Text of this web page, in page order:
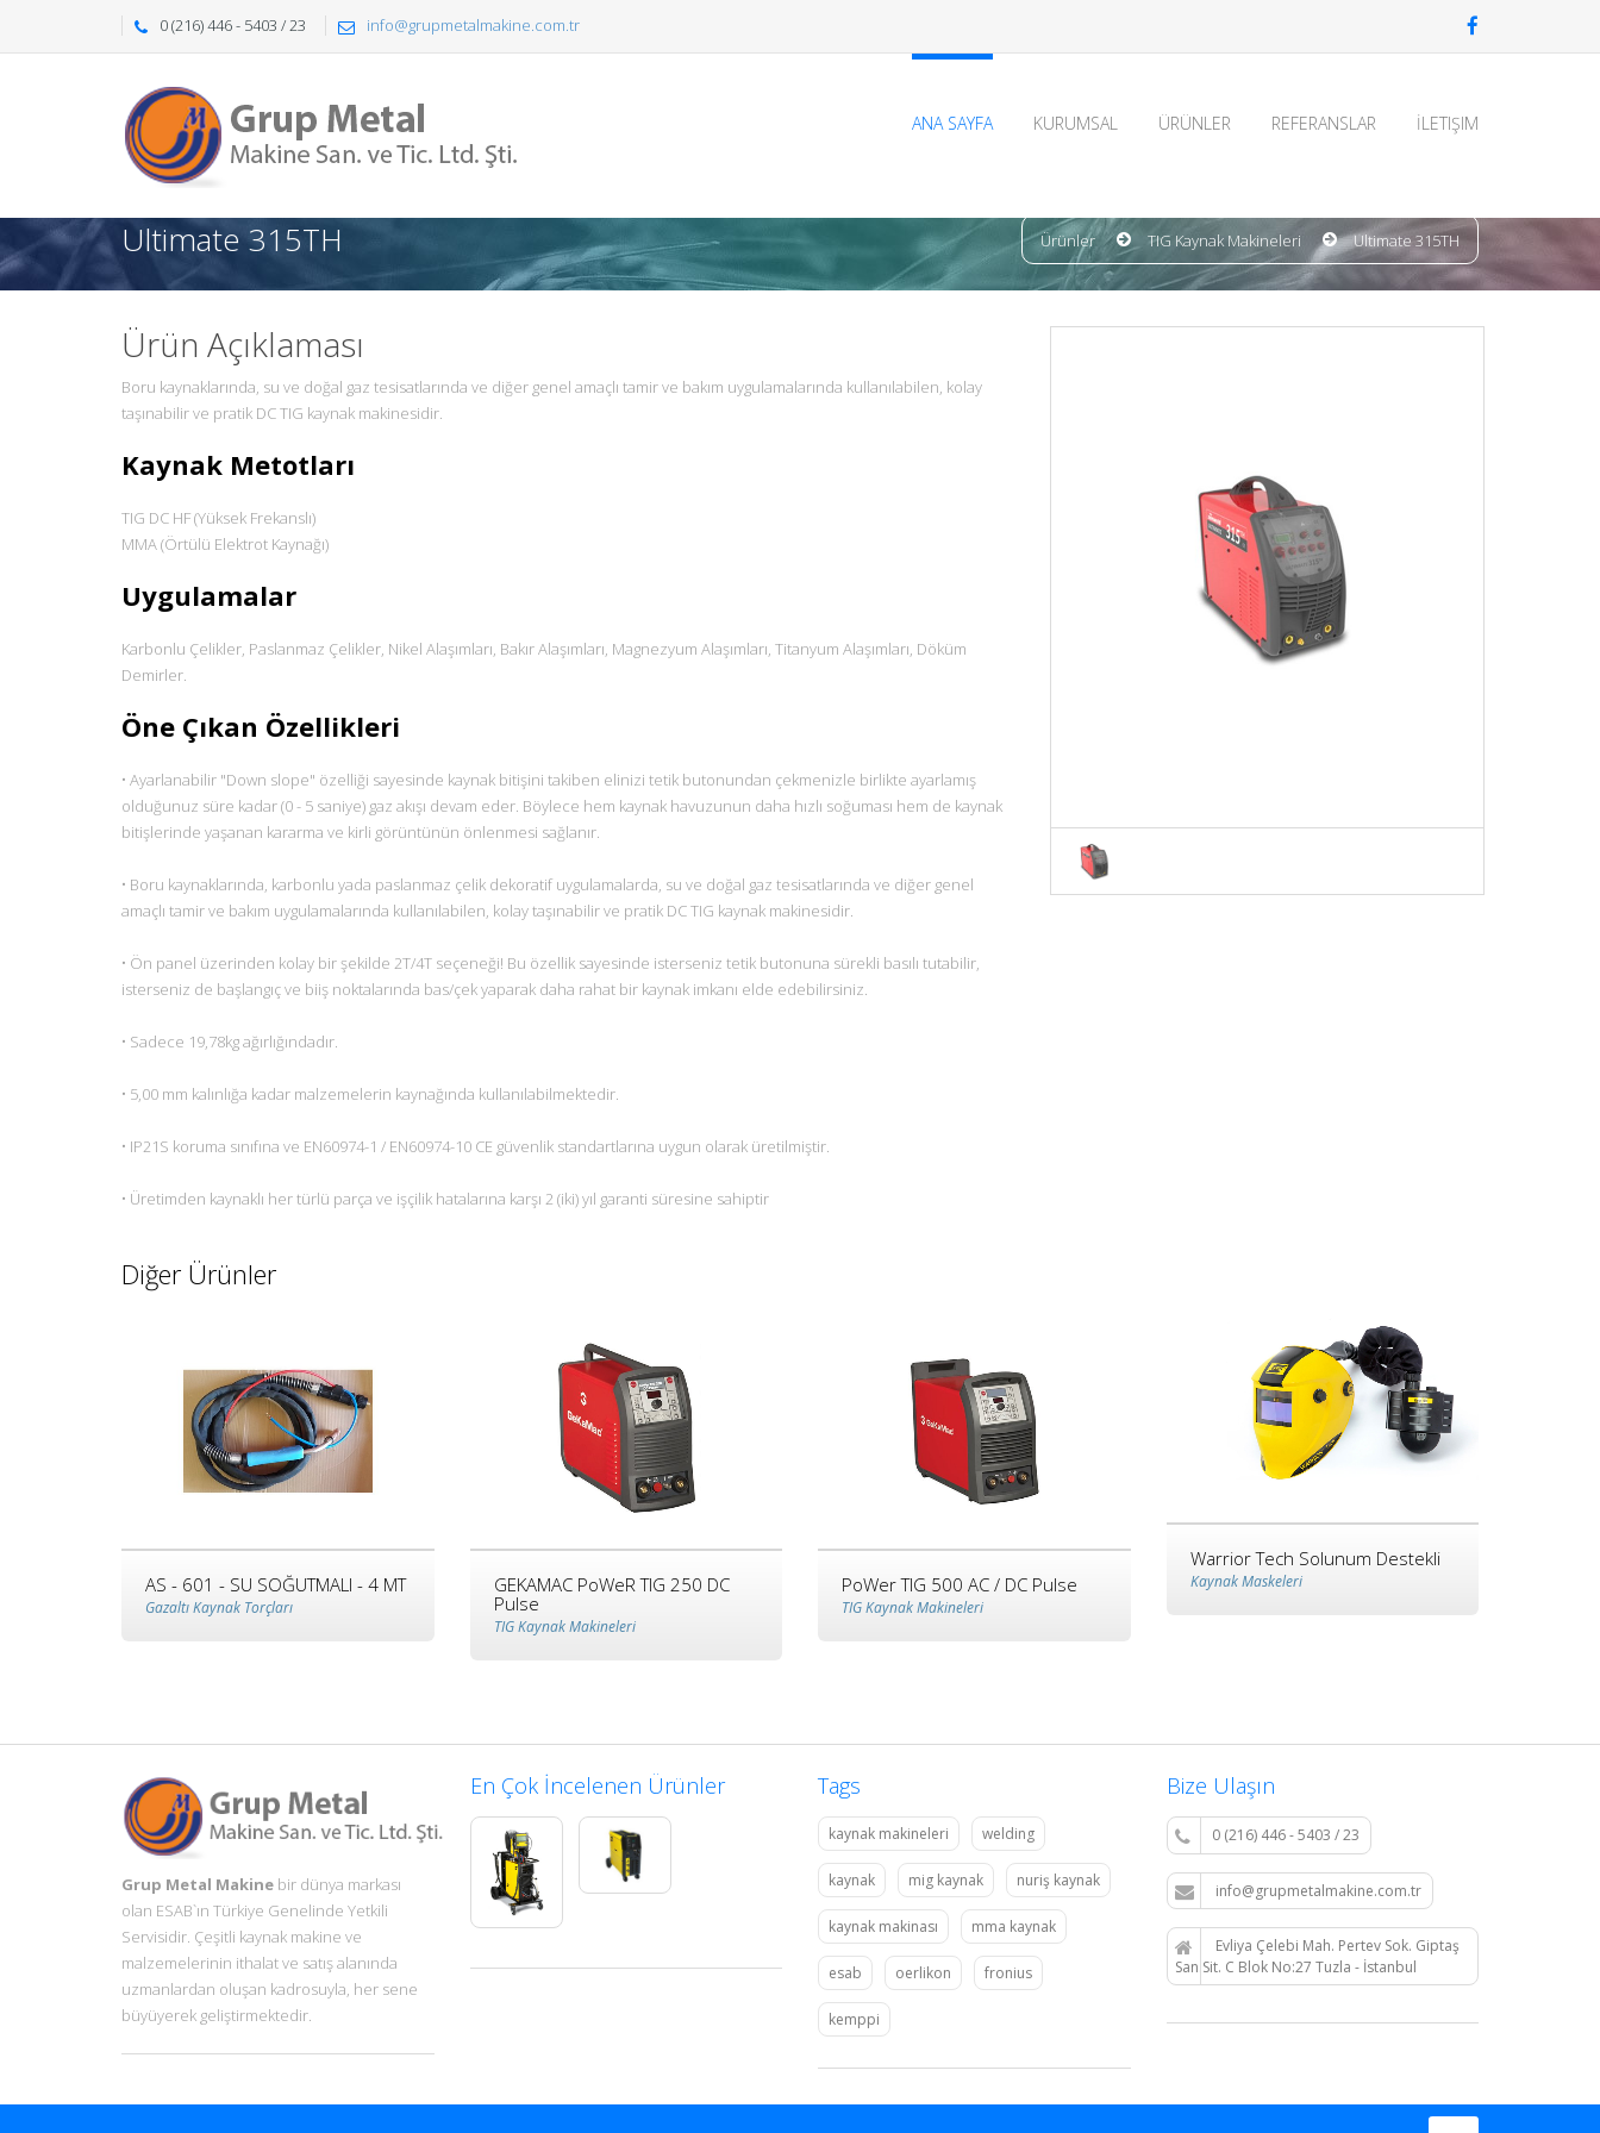
0 (216) 446 - 5403 / 23 info@grupmetalmakine.com.tr
ANA SAYFA KURUMSAL ÜRÜNLER REFERANSLAR İLETIŞIM
Ultimate 315TH Ürünler TIG Kaynak Makineleri Ultimate 315TH
Ürün Açıklaması
Boru kaynaklarında, su ve doğal gaz tesisatlarında ve diğer genel amaçlı tamir ve bakım uygulamalarında kullanılabilen, kolay
taşınabilir ve pratik DC TIG kaynak makinesidir.
Kaynak Metotları
TIG DC HF (Yüksek Frekanslı)
MMA (Örtülü Elektrot Kaynağı)
Uygulamalar
Karbonlu Çelikler, Paslanmaz Çelikler, Nikel Alaşımları, Bakır Alaşımları, Magnezyum Alaşımları, Titanyum Alaşımları, Döküm
Demirler.
Öne Çıkan Özellikleri
• Ayarlanabilir "Down slope" özelliği sayesinde kaynak bitişini takiben elinizi tetik butonundan çekmenizle birlikte ayarlamış
olduğunuz süre kadar (0 - 5 saniye) gaz akışı devam eder. Böylece hem kaynak havuzunun daha hızlı soğuması hem de kaynak
bitişlerinde yaşanan kararma ve kirli görüntünün önlenmesi sağlanır.
• Boru kaynaklarında, karbonlu yada paslanmaz çelik dekoratif uygulamalarda, su ve doğal gaz tesisatlarında ve diğer genel
amaçlı tamir ve bakım uygulamalarında kullanılabilen, kolay taşınabilir ve pratik DC TIG kaynak makinesidir.
• Ön panel üzerinden kolay bir şekilde 2T/4T seçeneği! Bu özellik sayesinde isterseniz tetik butonuna sürekli basılı tutabilir,
isterseniz de başlangıç ve biiş noktalarında bas/çek yaparak daha rahat bir kaynak imkanı elde edebilirsiniz.
• Sadece 19,78kg ağırlığındadır.
• 5,00 mm kalınlığa kadar malzemelerin kaynağında kullanılabilmektedir.
• IP21S koruma sınıfına ve EN60974-1 / EN60974-10 CE güvenlik standartlarına uygun olarak üretilmiştir.
• Üretimden kaynaklı her türlü parça ve işçilik hatalarına karşı 2 (iki) yıl garanti süresine sahiptir
Diğer Ürünler
AS - 601 - SU SOĞUTMALI - 4 MT
Gazaltı Kaynak Torçları
GEKAMAC PoWeR TIG 250 DC
Pulse
TIG Kaynak Makineleri
PoWer TIG 500 AC / DC Pulse
TIG Kaynak Makineleri
Warrior Tech Solunum Destekli
Kaynak Maskeleri
Grup Metal Makine bir dünya markası
olan ESAB`ın Türkiye Genelinde Yetkili
Servisidir. Çeşitli kaynak makine ve
malzemelerinin ithalat ve satış alanında
uzmanlardan oluşan kadrosuyla, her sene
büyüyerek geliştirmektedir.
En Çok İncelenen Ürünler Tags
kaynak makineleri welding
kaynak mig kaynak nuriş kaynak
kaynak makinası mma kaynak
esab oerlikon fronius
kemppi
Bize Ulaşın
0 (216) 446 - 5403 / 23
info@grupmetalmakine.com.tr
Evliya Çelebi Mah. Pertev Sok. Giptaş
San.Sit. C Blok No:27 Tuzla - İstanbul